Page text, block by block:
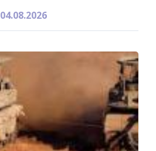
04.08.2026